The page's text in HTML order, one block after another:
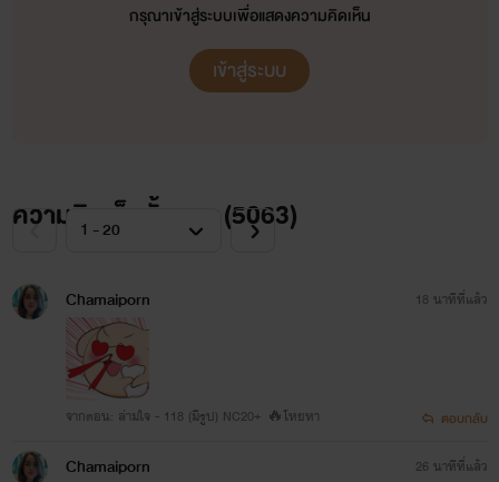
กรุณาเข้าสู่ระบบเพื่อแสดงความคิดเห็น
เข้าสู่ระบบ
ความคิดเห็นทั้งหมด (5063)
Chamaiporn
จากตอน: ล่ามใจ - 118 (มีรูป) NC20+ 🔥โหยหา
18 นาทีที่แล้ว
ตอบกลับ
Chamaiporn 26 นาทีที่แล้ว